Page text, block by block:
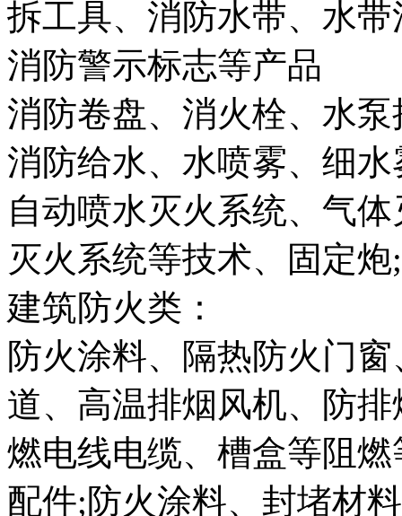
拆工具、消防水带、水
消防警示标志等产品
消防卷盘、消火栓、水
消防给水、水喷雾、细
自动喷水灭火系统、气
灭火系统等技术、固定炮;
建筑防火类：
防火涂料、隔热防火门
道、高温排烟风机、防
燃电线电缆、槽盒等阻
配件;防火涂料、封堵材